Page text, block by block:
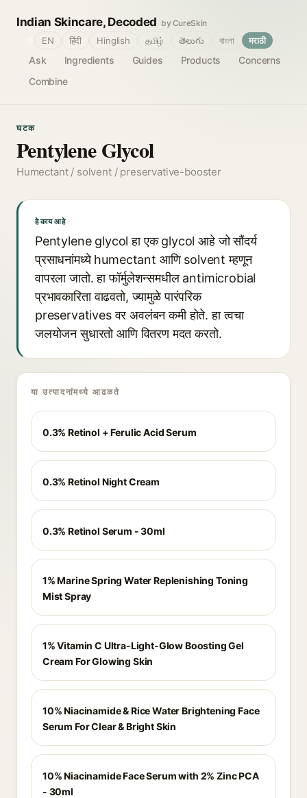
Indian Skincare, Decoded by CureSkin
Ask Ingredients Guides Products
Concerns
Combine
EN हिंदी Hinglish தமிழ் తెలుగు বাংলা मराठी
घटक
Pentylene Glycol
Humectant / solvent / preservative-booster
हे काय आहे
Pentylene glycol हा एक glycol आहे जो सौंदर्य
प्रसाधनांमध्ये humectant आणि solvent म्हणून
वापरला जातो. हा फॉर्मुलेशन्समधील antimicrobial
प्रभावकारिता वाढवतो, ज्यामुळे पारंपरिक
preservatives वर अवलंबन कमी होते. हा त्वचा
जलयोजन सुधारतो आणि वितरण मदत करतो.
या उत्पादनांमध्ये आढळते
0.3% Retinol + Ferulic Acid Serum
0.3% Retinol Night Cream
0.3% Retinol Serum - 30ml
1% Marine Spring Water Replenishing Toning
Mist Spray
1% Vitamin C Ultra-Light-Glow Boosting Gel
Cream For Glowing Skin
10% Niacinamide & Rice Water Brightening Face
Serum For Clear & Bright Skin
10% Niacinamide Face Serum with 2% Zinc PCA
- 30ml